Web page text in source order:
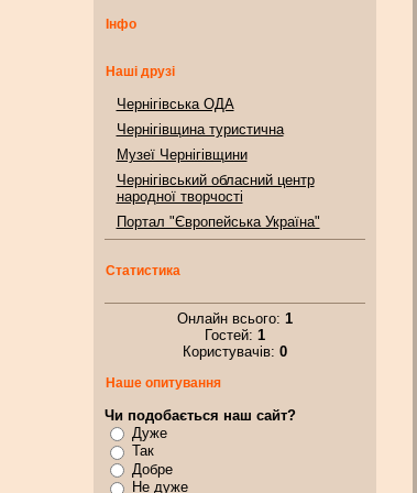
Інфо
Наші друзі
Чернігівська ОДА
Чернігівщина туристична
Музеї Чернігівщини
Чернігівський обласний центр
народної творчості
Портал "Європейська Україна"
Статистика
Онлайн всього: 1
Гостей: 1
Користувачів: 0
Наше опитування
Чи подобається наш сайт?
Дуже
Так
Добре
Не дуже